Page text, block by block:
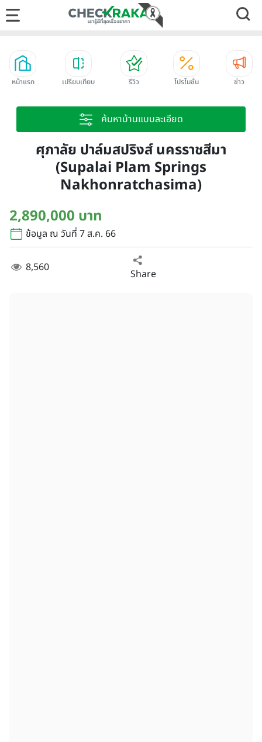
หน้าแรก เปรียบเทียบ รีวิว โปรโมชั่น ข่าว
ค้นหาบ้านแบบละเอียด
ศุภาลัย ปาล์มสปริงส์ นครราชสีมา
(Supalai Plam Springs
Nakhonratchasima)
2,890,000 บาท
ข้อมูล ณ วันที่ 7 ส.ค. 66
8,560 Share